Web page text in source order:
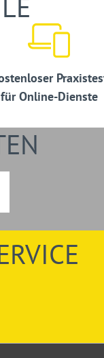
für Online-Dienste